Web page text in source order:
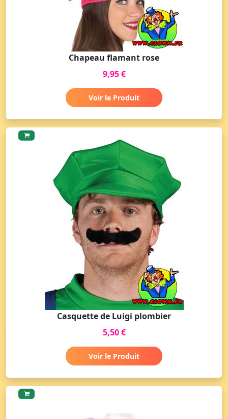
Chapeau flamant rose
9,95 €
Voir le Produit
Casquette de Luigi plombier
5,50 €
Voir le Produit